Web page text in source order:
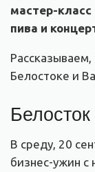
мастер-
пива и
Рассказываем,
Белостоке и
Белосток
В среду, 20
бизнес-ужин с